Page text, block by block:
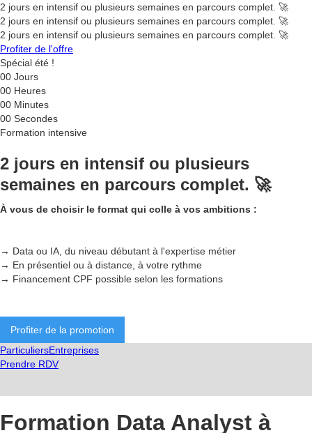
2 jours en intensif ou plusieurs semaines en parcours complet. 🚀
2 jours en intensif ou plusieurs semaines en parcours complet. 🚀
2 jours en intensif ou plusieurs semaines en parcours complet. 🚀
Profiter de l'offre
Spécial été !
00 Jours
00 Heures
00 Minutes
00 Secondes
Formation intensive
2 jours en intensif ou plusieurs
semaines en parcours complet. 🚀
À vous de choisir le format qui colle à vos ambitions :
→ Data ou IA, du niveau débutant à l'expertise métier
→ En présentiel ou à distance, à votre rythme
→ Financement CPF possible selon les formations
Profiter de la promotion
ParticuliersEntreprises
Prendre RDV
Formation Data Analyst à